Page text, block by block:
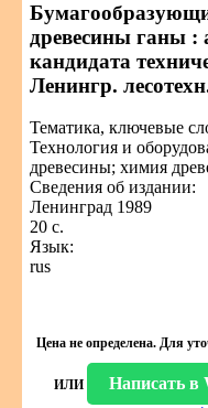
древесины ганы :
кандидата
Ленингр.
Тематика, ключевые
Технология и
древесины; химия
Сведения об издании:
Ленинград 1989
20 с.
Язык:
rus
Цена не определена. Для
ИЛИ Написать в